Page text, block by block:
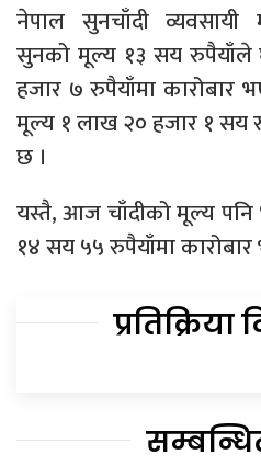
नेपाल सुनचाँदी
सुनको मूल्य १३ सय रुपैयाँले
हजार ७ रुपैयाँमा
मूल्य १ लाख २० हजार १ सय
छ ।
यस्तै, आज चाँदीको मूल्य पनि
१४ सय ५५ रुपैयाँमा
प्रतिक्रिया